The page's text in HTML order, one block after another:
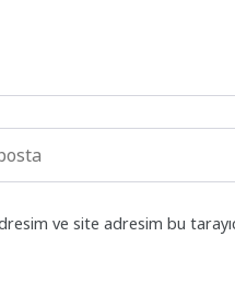
ve site adresim bu